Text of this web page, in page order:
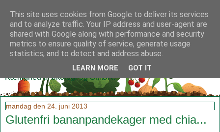
Klidmoster.dk
Kærlighed til økologi og SMØR!
mandag den 24. juni 2013
Glutenfri bananpandekager med chia...
This site uses cookies from Google to deliver its services
and to analyze traffic. Your IP address and user-agent are
shared with Google along with performance and security
metrics to ensure quality of service, generate usage
statistics, and to detect and address abuse.
LEARN MORE GOT IT